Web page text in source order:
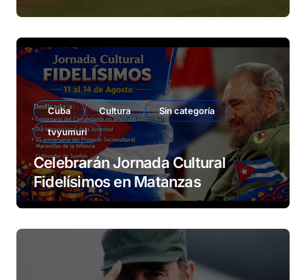
Cuba Cultura
Sin categoría
tvyumuri
Celebrarán Jornada Cultural
Fidelísimos en Matanzas